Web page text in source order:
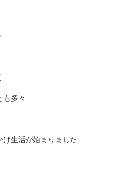
も多々
け生活が始まりました